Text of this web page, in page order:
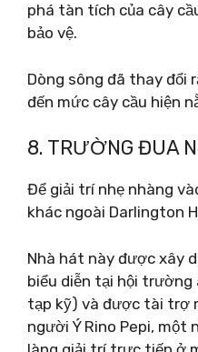
phá tàn tích của cây
bảo vệ.
Dòng sông đã thay đổi
đến mức cây cầu hiện
8. TRƯỜNG ĐUA
Để giải trí nhẹ nhàng
khác ngoài Darlington
Nhà hát này được xây
biểu diễn tại hội
tạp kỹ) và được tài trợ
người Ý Rino Pepi, một